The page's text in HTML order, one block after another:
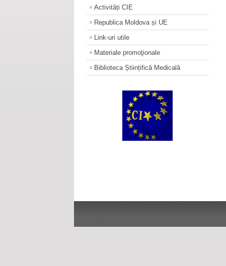
Activități CIE
Republica Moldova și UE
Link-uri utile
Materiale promoţionale
Biblioteca Științifică Medicală